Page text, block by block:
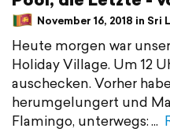
November 16, 2018 in Sri
Heute morgen war
Holiday Village. Um 12
auschecken. Vorher
herumgelungert und
Flamingo, unterwegs: